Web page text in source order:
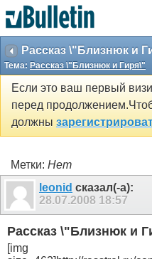
Рассказ \"Близнюк и
Тема: Рассказ \"Близнюк и Гиря\"
Если это ваш первый
перед
должны
Метки: Нет
leonid сказал(-а):
28.07.2008 18:57
Рассказ \"Близнюк и
[img